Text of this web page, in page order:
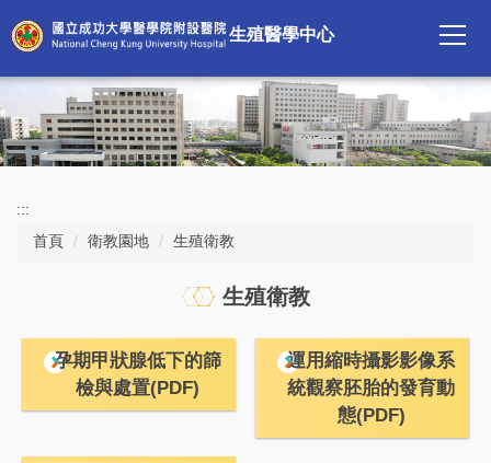
到
要
容
區
生殖醫學中心
:::
首頁
衛教園地 生殖衛教
生殖衛教
孕期甲狀腺低下的篩
檢與處置(PDF)
運用縮時攝影影像系
統觀察胚胎的發育動
態(PDF)